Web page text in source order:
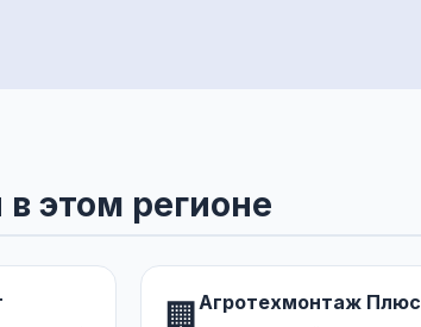
этом регионе
🏢Агротехмонтаж Плюс